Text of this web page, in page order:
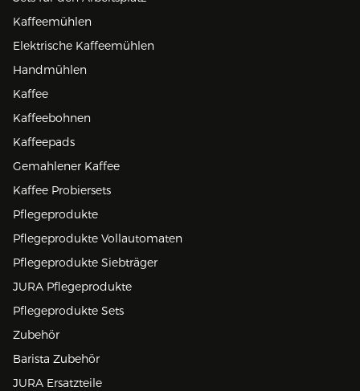
Kaffeemühlen
Elektrische Kaffeemühlen
Handmühlen
Kaffee
Kaffeebohnen
Kaffeepads
Gemahlener Kaffee
Kaffee Probiersets
Pflegeprodukte
Pflegeprodukte Vollautomaten
Pflegeprodukte Siebträger
JURA Pflegeprodukte
Pflegeprodukte Sets
Zubehör
Barista Zubehör
JURA Ersatzteile